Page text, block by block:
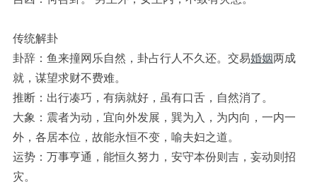
传统解卦
卦辞：鱼来撞网乐自然，卦占行人不久还。交易婚姻两成
就，谋望求财不费难。
推断：出行凑巧，有病就好，虽有口舌，自然消了。
大象：震者为动，宜向外发展，巽为入，为内向，一内一
外，各居本位，故能永恒不变，喻夫妇之道。
运势：万事亨通，能恒久努力，安守本份则吉，妄动则招
灾。